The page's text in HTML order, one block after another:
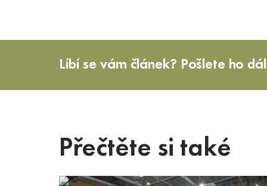
Líbí se vám článek? Pošlete ho
Přečtěte si také